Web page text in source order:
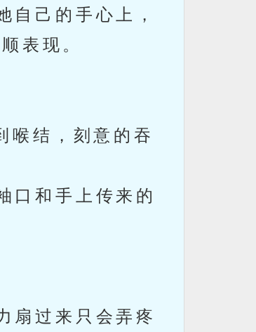
己的手心上，
表现。
结，刻意的吞
和手上传来的
过来只会弄疼